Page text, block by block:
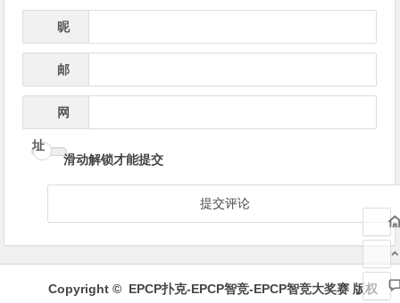
昵
*
邮
*
网
址
滑动解锁才能提交
Copyright © EPCP扑克-EPCP智竞-EPCP智竞大奖赛版权